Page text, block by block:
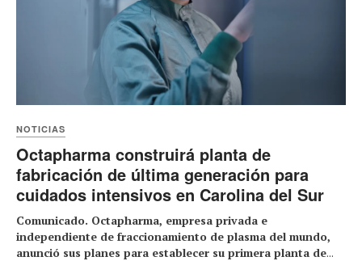
NOTICIAS
Octapharma construirá planta de
fabricación de última generación para
cuidados intensivos en Carolina del Sur
Comunicado. Octapharma, empresa privada e
independiente de fraccionamiento de plasma del mundo,
anunció sus planes para establecer su primera planta de...